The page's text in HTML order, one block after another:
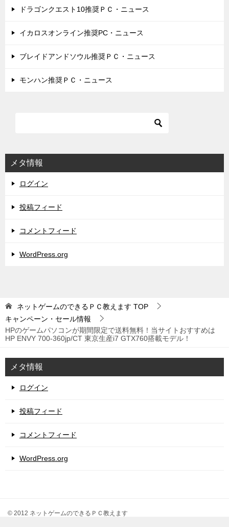
ドラゴンクエスト10推奨ＰＣ・ニュース
イカロスオンライン推奨PC・ニュース
ブレイドアンドソウル推奨ＰＣ・ニュース
モンハン推奨ＰＣ・ニュース
メタ情報
ログイン
投稿フィード
コメントフィード
WordPress.org
ネットゲームのできるＰＣ教えます TOP
キャンペーン・セール情報
HPのゲームパソコンが期間限定で送料無料！当サイトおすすめは
HP ENVY 700-360jp/CT 東京生産i7 GTX760搭載モデル！
メタ情報
ログイン
投稿フィード
コメントフィード
WordPress.org
© 2012 ネットゲームのできるＰＣ教えます